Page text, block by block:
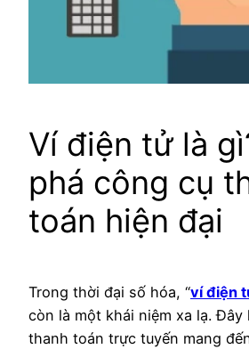
Ví điện tử là
phá công cụ
toán hiện đại
Trong thời đại số hóa, “ví điện
còn là một khái niệm xa lạ.
thanh toán trực tuyến mang